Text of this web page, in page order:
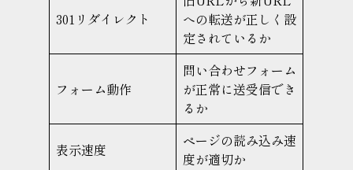
301リダイレクト
への転送が正しく設
定されているか
フォーム動作
問い合わせフォーム
が正常に送受信でき
るか
表示速度
ページの読み込み速
度が適切か